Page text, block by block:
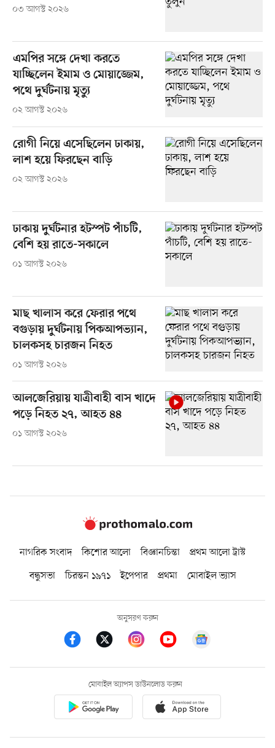
০৩ আগস্ট ২০২৬
এমপির সঙ্গে দেখা করতে
যাচ্ছিলেন ইমাম ও মোয়াজ্জেম,
পথে দুর্ঘটনায় মৃত্যু
০২ আগস্ট ২০২৬
রোগী নিয়ে এসেছিলেন ঢাকায়,
লাশ হয়ে ফিরছেন বাড়ি
০২ আগস্ট ২০২৬
ঢাকায় দুর্ঘটনার হটস্পট পাঁচটি,
বেশি হয় রাতে-সকালে
০১ আগস্ট ২০২৬
মাছ খালাস করে ফেরার পথে
বগুড়ায় দুর্ঘটনায় পিকআপভ্যান,
চালকসহ চারজন নিহত
০১ আগস্ট ২০২৬
আলজেরিয়ায় যাত্রীবাহী বাস খাদে
পড়ে নিহত ২৭, আহত ৪৪
০১ আগস্ট ২০২৬
নাগরিক সংবাদ কিশোর আলো বিজ্ঞানচিন্তা
প্রথম আলো ট্রাস্ট
বন্ধুসভা
চিরন্তন ১৯৭১ ইপেপার প্রথমা মোবাইল ভ্যাস
অনুসরণ করুন
মোবাইল অ্যাপস ডাউনলোড করুন